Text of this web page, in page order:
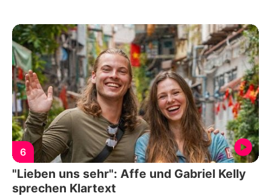
6
"Lieben uns sehr": Affe und Gabriel Kelly
sprechen Klartext